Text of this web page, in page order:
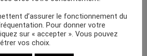
d’assurer le fonctionnement du
Pour donner votre
sur « accepter ». Vous pouvez
vos choix.